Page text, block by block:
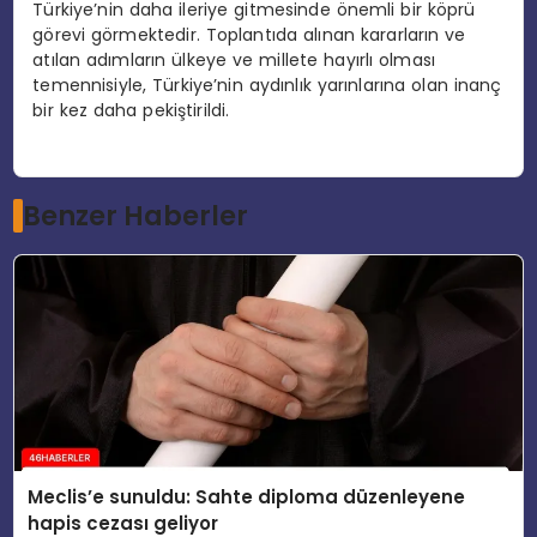
Türkiye’nin daha ileriye gitmesinde önemli bir köprü
görevi görmektedir. Toplantıda alınan kararların ve
atılan adımların ülkeye ve millete hayırlı olması
temennisiyle, Türkiye’nin aydınlık yarınlarına olan inanç
bir kez daha pekiştirildi.
Benzer Haberler
Meclis’e sunuldu: Sahte diploma düzenleyene
hapis cezası geliyor